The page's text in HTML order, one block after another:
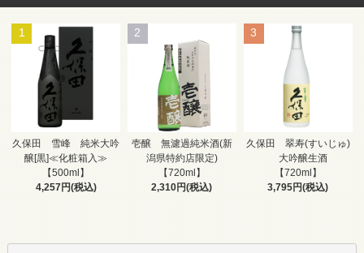
1
久保田 雪峰 純米大吟
醸[黒]≪化粧箱入≫
【500ml】
4,257円(税込)
2
壱醸 無濾過純米酒(新
潟県特約店限定)
【720ml】
2,310円(税込)
3
久保田 翠寿(すいじゅ)
大吟醸生酒
【720ml】
3,795円(税込)